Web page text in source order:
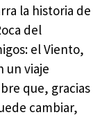
la historia de
del
el Viento,
un viaje
que, gracias
cambiar,